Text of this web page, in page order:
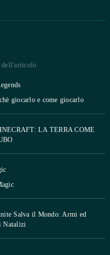
dell'articolo
giocarlo e come giocarlo
LA TERRA COME
Salva il Mondo: Armi ed
Natalizi